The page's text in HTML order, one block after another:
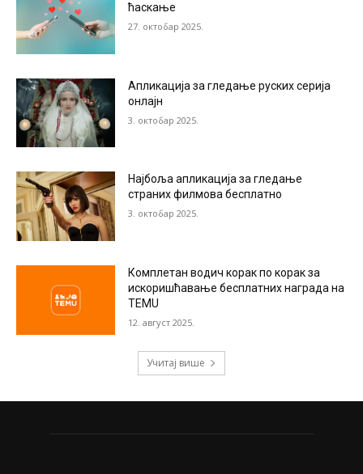
ћаскање
27. октобар 2025.
Апликација за гледање руских серија
онлајн
3. октобар 2025.
Најбоља апликација за гледање
страних филмова бесплатно
3. октобар 2025.
Комплетан водич корак по корак за
искоришћавање бесплатних награда на
TEMU
12. август 2025.
Учитај више